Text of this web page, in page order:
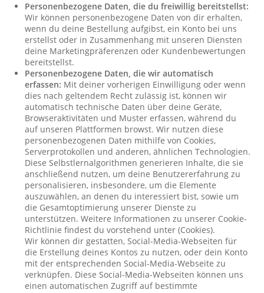
Personenbezogene Daten, die du freiwillig bereitstellst:
Wir können personenbezogene Daten von dir erhalten,
wenn du deine Bestellung aufgibst, ein Konto bei uns
erstellst oder in Zusammenhang mit unseren Diensten
deine Marketingpräferenzen oder Kundenbewertungen
bereitstellst.
Personenbezogene Daten, die wir automatisch
erfassen: Mit deiner vorherigen Einwilligung oder wenn
dies nach geltendem Recht zulässig ist, können wir
automatisch technische Daten über deine Geräte,
Browseraktivitäten und Muster erfassen, während du
auf unseren Plattformen browst. Wir nutzen diese
personenbezogenen Daten mithilfe von Cookies,
Serverprotokollen und anderen, ähnlichen Technologien.
Diese Selbstlernalgorithmen generieren Inhalte, die sie
anschließend nutzen, um deine Benutzererfahrung zu
personalisieren, insbesondere, um die Elemente
auszuwählen, an denen du interessiert bist, sowie um
die Gesamtoptimierung unserer Dienste zu
unterstützen. Weitere Informationen zu unserer Cookie-
Richtlinie findest du vorstehend unter (Cookies).
Wir können dir gestatten, Social-Media-Webseiten für
die Erstellung deines Kontos zu nutzen, oder dein Konto
mit der entsprechenden Social-Media-Webseite zu
verknüpfen. Diese Social-Media-Webseiten können uns
einen automatischen Zugriff auf bestimmte